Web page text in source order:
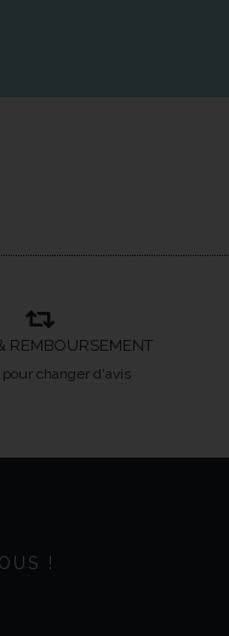
REMBOURSEMENT
pour changer d'avis
!